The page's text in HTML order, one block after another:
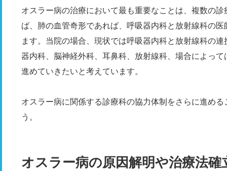
オスラー病の治療において最も重要なことは、複数の
ば、肺の血管奇形であれば、呼吸器内科と放射線科の
ます。当院の場合、現状では呼吸器内科と放射線科の
器内科、脳神経外科、耳鼻科、放射線科、場合によっ
進めていきたいと考えています。
オスラー病に関係する診療科の協力体制をさらに進め
う。
オスラー病の原因解明や治療法確